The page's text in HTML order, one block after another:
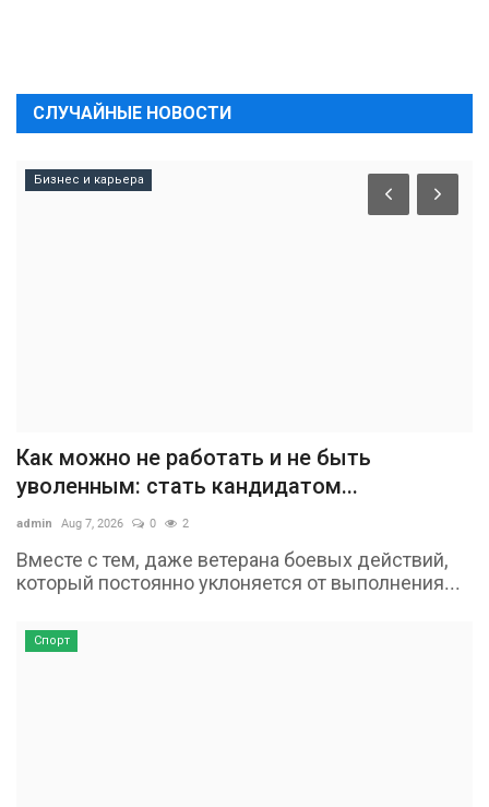
СЛУЧАЙНЫЕ НОВОСТИ
Бизнес и карьера
Как можно не работать и не быть
уволенным: стать кандидатом...
admin Aug 7, 2026 0 2
Вместе с тем, даже ветерана боевых действий,
который постоянно уклоняется от выполнения...
Спорт